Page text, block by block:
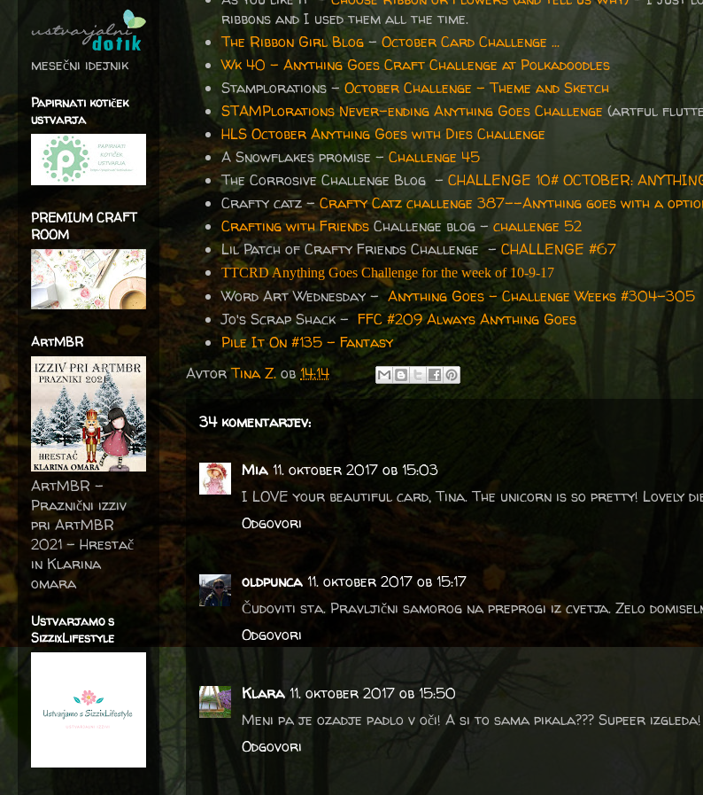
ribbons and I used them all the time.
The Ribbon Girl Blog -October Card Challenge ...
Wk 40 - Anything Goes Craft Challenge at Polkadoodles
Stamplorations - October Challenge - Theme and Sketch
STAMPlorations Never-ending Anything Goes Challenge(artful
HLS October Anything Goes with Dies Challenge
A Snowflakes promise - Challenge 45
The Corrosive Challenge Blog - CHALLENGE 10# OCTOBER:
Crafty catz -Crafty Catz challenge 387--Anything goes with a
Crafting with Friends Challenge blog - challenge 52
Lil Patch of Crafty Friends Challenge -CHALLENGE #67
TTCRD Anything Goes Challenge for the week of 10-9-17
Word Art Wednesday -Anything Goes - Challenge Weeks #304-305
Jo's Scrap Shack - FFC #209 Always Anything Goes
Pile It On #135 - Fantasy
AvtorTina Z. ob14:14
34 komentarjev:
Mia 11. oktober 2017 ob 15:03
I LOVE your beautiful card, Tina. The unicorn is so pretty! Lovely
Odgovori
oldpunca 11. oktober 2017 ob 15:17
Čudoviti sta. Pravljični samorog na preprogi iz cvetja. Zelo
Odgovori
Klara 11. oktober 2017 ob 15:50
Meni pa je ozadje padlo v oči! A si to sama pikala??? Supeer izgleda!
Odgovori
mesečni idejnik
Papirnati kotiček
ustvarja
PREMIUM CRAFT
ROOM
ArtMBR
ArtMBR -
Praznični izziv
pri ArtMBR
2021 – Hrestač
in Klarina
omara
Ustvarjamo s
SizzixLifestyle